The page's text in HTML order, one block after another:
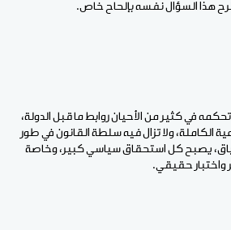
هذا السؤال نفسه بإلحاح خاص.
في كثير من الأحيان روابط ما قبل الدولة،
الكاملة، ولا تزال فيه سلطة القانون في طور
يصبح كل استحقاق سياسي كبير، وخاصة
واختبار حقيقي.